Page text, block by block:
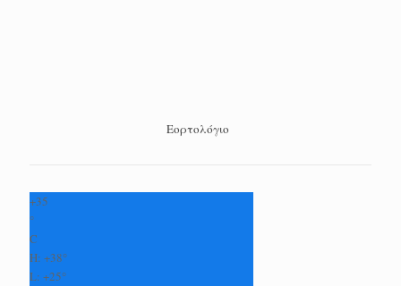
Εορτολόγιο
+35
°
C
H: +38°
L: +25°